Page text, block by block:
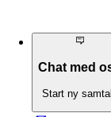
Chat med
Start ny